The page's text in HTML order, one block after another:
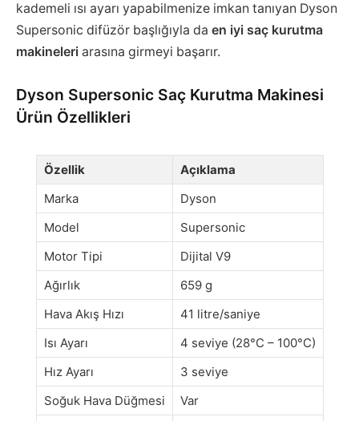
kademeli ısı ayarı yapabilmenize imkan tanıyan Dyson
Supersonic difüzör başlığıyla da en iyi saç kurutma
makineleri arasına girmeyi başarır.
Dyson Supersonic Saç Kurutma Makinesi
Ürün Özellikleri
Özellik
Açıklama
Marka
Dyson
Model
Supersonic
Motor Tipi
Dijital V9
Ağırlık
659 g
Hava Akış Hızı
41 litre/saniye
Isı Ayarı
4 seviye (28°C – 100°C)
Hız Ayarı
3 seviye
Soğuk Hava Düğmesi
Var